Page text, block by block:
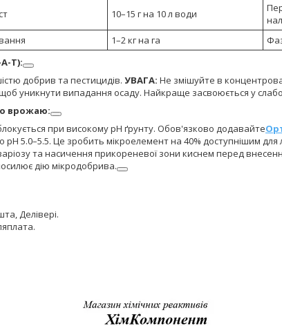
10–15 г на 10 л води
1–2 кг на га
T):
добрив та пестицидів. УВАГА: Не змішуйте в
щоб уникнути випадання осаду. Найкраще засвоюється у
врожаю:
при високому pH ґрунту. Обов'язково додавайте
5.0–5.5. Це зробить мікроелемент на 40% доступнішим для
та насичення прикореневої зони киснем перед
дію мікродобрива.
Делівері.